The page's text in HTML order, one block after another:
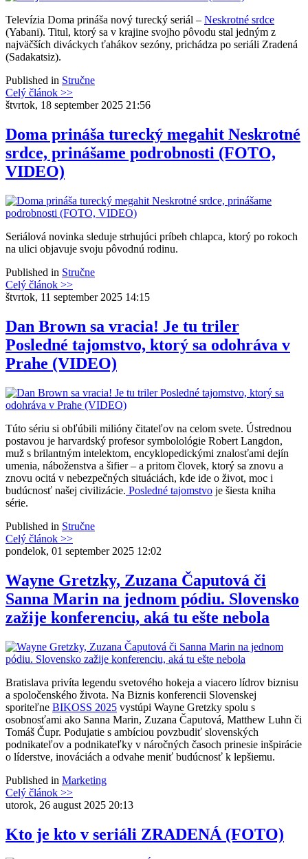
Televízia Doma prináša nový turecký seriál – Neskrotné srdce
(Yabani). Titul, ktorý sa v krajine svojho pôvodu stal jedným z
najväčších diváckych ťahákov sezóny, prichádza po seriáli Zradená
(Sadakatsiz).
Published in Stručne
Celý článok >>
štvrtok, 18 september 2025 21:56
Doma prináša turecký megahit Neskrotné
srdce, prinášame podrobnosti (FOTO,
VIDEO)
Seriálová novinka sleduje strhujúci príbeh chlapca, ktorý po rokoch
na ulici objavuje svoju pôvodnú rodinu.
Published in Stručne
Celý článok >>
štvrtok, 11 september 2025 14:15
Dan Brown sa vracia! Je tu triler
Posledné tajomstvo, ktorý sa odohráva v
Prahe (VIDEO)
Túto sériu si obľúbili milióny čitateľov na celom svete. Ústrednou
postavou je harvardský profesor symbolológie Robert Langdon,
muž s brilantným intelektom, encyklopedickými znalosťami dejín
umenia, náboženstva a šifier – a pritom človek, ktorý sa znovu a
znovu ocitá v nebezpečných situáciách, kde ide o život, moc i
budúcnosť našej civilizácie. Posledné tajomstvo je šiesta kniha
série.
Published in Stručne
Celý článok >>
pondelok, 01 september 2025 12:02
Wayne Gretzky, Zuzana Čaputová či
Sanna Marin na jednom pódiu. Slovensko
zažije konferenciu, aká tu ešte nebola
Bratislava privíta legendu svetového hokeja a viacero lídrov biznisu
a spoločenského života. Na Biznis konferencii Slovenskej
sporiteľne BIKOSS 2025 vystúpi Wayne Gretzky spolu s
osobnosťami ako Sanna Marin, Zuzana Čaputová, Matthew Luhn či
Tomáš Čupr. Podujatie s ambíciou povzbudiť slovenských
podnikateľov a podnikateľky v náročných časoch prinesie inšpirácie
o líderstve, inováciách a odvahe meniť budúcnosť k lepšiemu.
Published in Marketing
Celý článok >>
utorok, 26 august 2025 20:13
Kto je kto v seriáli ZRADENÁ (FOTO)